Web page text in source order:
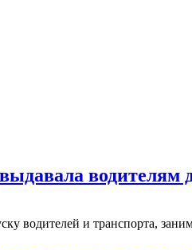
водителям
водителей и транспорта,